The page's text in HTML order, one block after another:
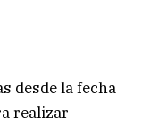
desde la fecha
realizar